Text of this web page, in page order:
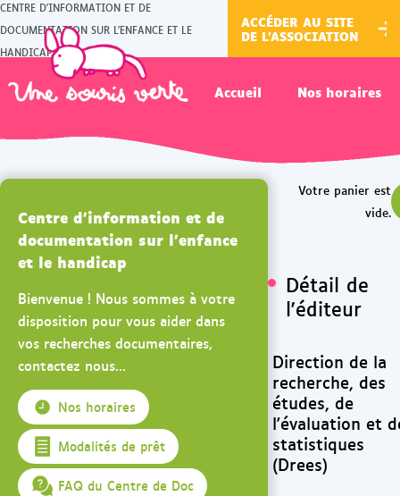
CENTRE D'INFORMATION ET DE
DOCUMENTATION SUR L'ENFANCE ET LE
HANDICAP
ACCÉDER AU SITE
DE L'ASSOCIATION
Accueil Nos horaires
Détail de
l'éditeur
Direction de la
recherche, des
études, de
l'évaluation et
statistiques
(Drees)
Centre d'information et de
documentation sur l'enfance
et le handicap
Bienvenue ! Nous sommes à votre
disposition pour vous aider dans
vos recherches documentaires,
contactez nous...
Nos horaires
Modalités de prêt
FAQ du Centre de Doc